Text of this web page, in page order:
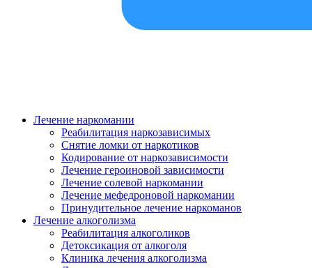
Лечение наркомании
Реабилитация наркозависимых
Снятие ломки от наркотиков
Кодирование от наркозависимости
Лечение героиновой зависимости
Лечение солевой наркомании
Лечение мефедроновой наркомании
Принудительное лечение наркоманов
Лечение алкоголизма
Реабилитация алкоголиков
Детоксикация от алкоголя
Клиника лечения алкоголизма